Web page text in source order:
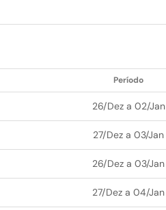
Período
26/Dez a 02/Jan
27/Dez a 03/Jan
26/Dez a 03/Jan
27/Dez a 04/Jan